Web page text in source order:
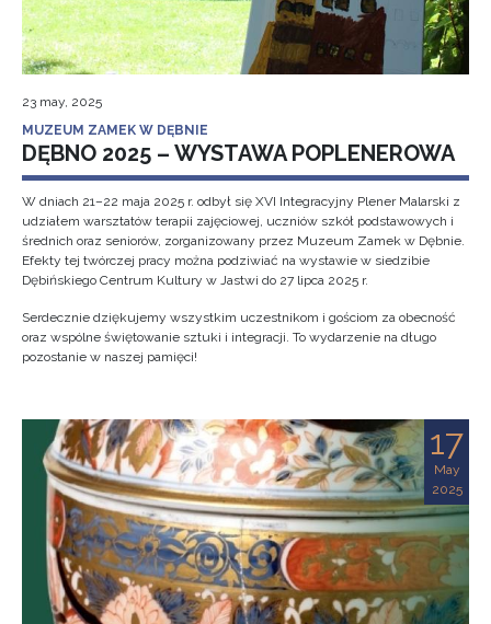
23 may, 2025
MUZEUM ZAMEK W DĘBNIE
DĘBNO 2025 – WYSTAWA POPLENEROWA
W dniach 21–22 maja 2025 r. odbył się XVI Integracyjny Plener Malarski z
udziałem warsztatów terapii zajęciowej, uczniów szkół podstawowych i
średnich oraz seniorów, zorganizowany przez Muzeum Zamek w Dębnie.
Efekty tej twórczej pracy można podziwiać na wystawie w siedzibie
Dębińskiego Centrum Kultury w Jastwi do 27 lipca 2025 r.
Serdecznie dziękujemy wszystkim uczestnikom i gościom za obecność
oraz wspólne świętowanie sztuki i integracji. To wydarzenie na długo
pozostanie w naszej pamięci!
17
May
2025